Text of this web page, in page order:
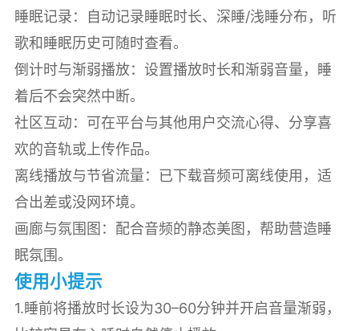
睡眠记录：自动记录睡眠时长、深睡/浅睡分布，听
歌和睡眠历史可随时查看。
倒计时与渐弱播放：设置播放时长和渐弱音量，睡
着后不会突然中断。
社区互动：可在平台与其他用户交流心得、分享喜
欢的音轨或上传作品。
离线播放与节省流量：已下载音频可离线使用，适
合出差或没网环境。
画廊与氛围图：配合音频的静态美图，帮助营造睡
眠氛围。
使用小提示
1.睡前将播放时长设为30–60分钟并开启音量渐弱，